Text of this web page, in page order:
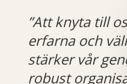
”Att knyta till
erfarna och v
stärker vår
robust